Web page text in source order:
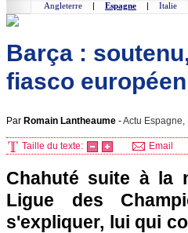
Angleterre | Espagne | Italie
Barça :
fiasco européen
Par Romain Lantheaume -Actu Espagne,
Taille du texte: Email
Chahuté suite à la
Ligue des
s'expliquer, lui qui